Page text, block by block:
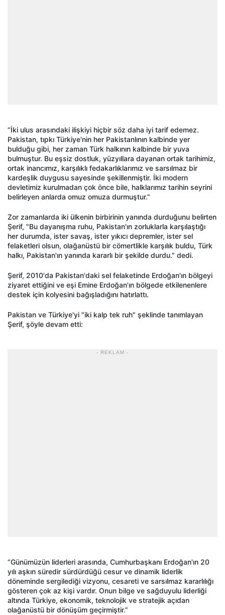
“İki ulus arasındaki ilişkiyi hiçbir söz daha iyi tarif edemez.
Pakistan, tıpkı Türkiye'nin her Pakistanlının kalbinde yer
bulduğu gibi, her zaman Türk halkının kalbinde bir yuva
bulmuştur. Bu eşsiz dostluk, yüzyıllara dayanan ortak tarihimiz,
ortak inancımız, karşılıklı fedakarlıklarımız ve sarsılmaz bir
kardeşlik duygusu sayesinde şekillenmiştir. İki modern
devletimiz kurulmadan çok önce bile, halklarımız tarihin seyrini
belirleyen anlarda omuz omuza durmuştur.”
Zor zamanlarda iki ülkenin birbirinin yanında durduğunu belirten
Şerif, "Bu dayanışma ruhu, Pakistan'ın zorluklarla karşılaştığı
her durumda, ister savaş, ister yıkıcı depremler, ister sel
felaketleri olsun, olağanüstü bir cömertlikle karşılık buldu, Türk
halkı, Pakistan'ın yanında kararlı bir şekilde durdu." dedi.
Şerif, 2010'da Pakistan'daki sel felaketinde Erdoğan'ın bölgeyi
ziyaret ettiğini ve eşi Emine Erdoğan'ın bölgede etkilenenlere
destek için kolyesini bağışladığını hatırlattı.
Pakistan ve Türkiye'yi "iki kalp tek ruh" şeklinde tanımlayan
Şerif, şöyle devam etti:
- REKLAM -
“Günümüzün liderleri arasında, Cumhurbaşkanı Erdoğan'ın 20
yılı aşkın süredir sürdürdüğü cesur ve dinamik liderlik
döneminde sergilediği vizyonu, cesareti ve sarsılmaz kararlılığı
gösteren çok az kişi vardır. Onun bilge ve sağduyulu liderliği
altında Türkiye, ekonomik, teknolojik ve stratejik açıdan
olağanüstü bir dönüşüm geçirmiştir.”